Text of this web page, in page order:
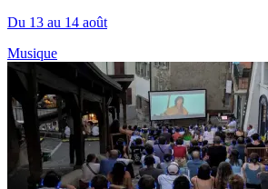
Du 13 au 14 août
Musique